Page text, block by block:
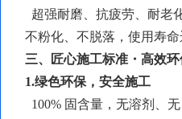
超强耐磨、抗疲劳、耐老
不粉化、不脱落，使用寿命
三、匠心施工标准・高效
1.绿色环保，安全施工
100% 固含量，无溶剂、